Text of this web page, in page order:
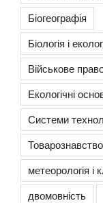
Біогеографія
Біологія і
Військове
Екологічні
Системи
Товарознавство
метеорологія і
двомовність